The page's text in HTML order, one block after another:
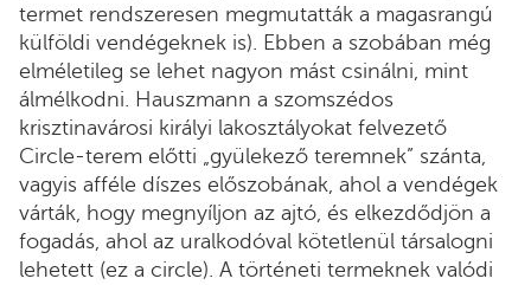
termet rendszeresen megmutatták a magasrangú
külföldi vendégeknek is). Ebben a szobában még
elméletileg se lehet nagyon mást csinálni, mint
álmélkodni. Hauszmann a szomszédos
krisztinavárosi királyi lakosztályokat felvezető
Circle-terem előtti „gyülekező teremnek” szánta,
vagyis afféle díszes előszobának, ahol a vendégek
várták, hogy megnyíljon az ajtó, és elkezdődjön a
fogadás, ahol az uralkodóval kötetlenül társalogni
lehetett (ez a circle). A történeti termeknek valódi